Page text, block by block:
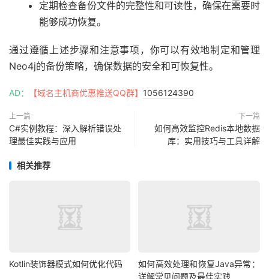
定期检查备份文件的完整性和可读性，确保在需要时
能够成功恢复。
通过遵循上述步骤和注意事项，你可以有效地制定和管理
Neo4j的备份策略，确保数据的安全和可恢复性。
AD： 【域名主机商优惠推送QQ群】 1056124390
上一篇
C#实例教程：深入解析错误处
理最佳实践与应用
下一篇
如何高效监控Redis本地数据
库：实用技巧与工具详解
相关推荐
Kotlin装饰器模式如何优化代码
如何高效处理和恢复Java异常：
详解常见问题及最佳实践